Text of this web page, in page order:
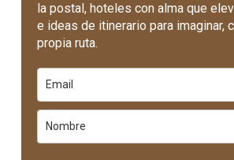
la postal, hoteles con alma que
e ideas de itinerario para imaginar,
propia ruta.